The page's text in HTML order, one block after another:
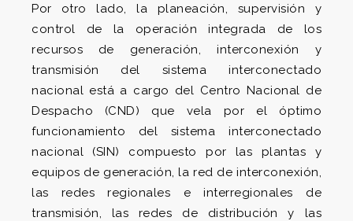
Por otro lado, la planeación, supervisión y
control de la operación integrada de los
recursos de generación, interconexión y
transmisión del sistema interconectado
nacional está a cargo del Centro Nacional de
Despacho (CND) que vela por el óptimo
funcionamiento del sistema interconectado
nacional (SIN) compuesto por las plantas y
equipos de generación, la red de interconexión,
las redes regionales e interregionales de
transmisión, las redes de distribución y las